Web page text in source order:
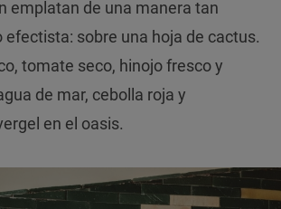
emplatan de una manera tan
efectista: sobre una hoja de cactus.
tomate seco, hinojo fresco y
de mar, cebolla roja y
en el oasis.